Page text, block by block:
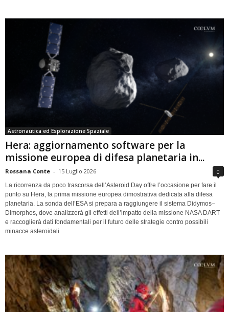
Astronautica ed Esplorazione Spaziale
Hera: aggiornamento software per la
missione europea di difesa planetaria in...
Rossana Conte - 15 Luglio 2026 0
La ricorrenza da poco trascorsa dell’Asteroid Day offre l’occasione per fare il
punto su Hera, la prima missione europea dimostrativa dedicata alla difesa
planetaria. La sonda dell’ESA si prepara a raggiungere il sistema Didymos–
Dimorphos, dove analizzerà gli effetti dell’impatto della missione NASA DART
e raccoglierà dati fondamentali per il futuro delle strategie contro possibili
minacce asteroidali